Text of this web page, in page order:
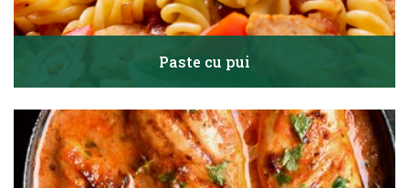
Paste cu pui